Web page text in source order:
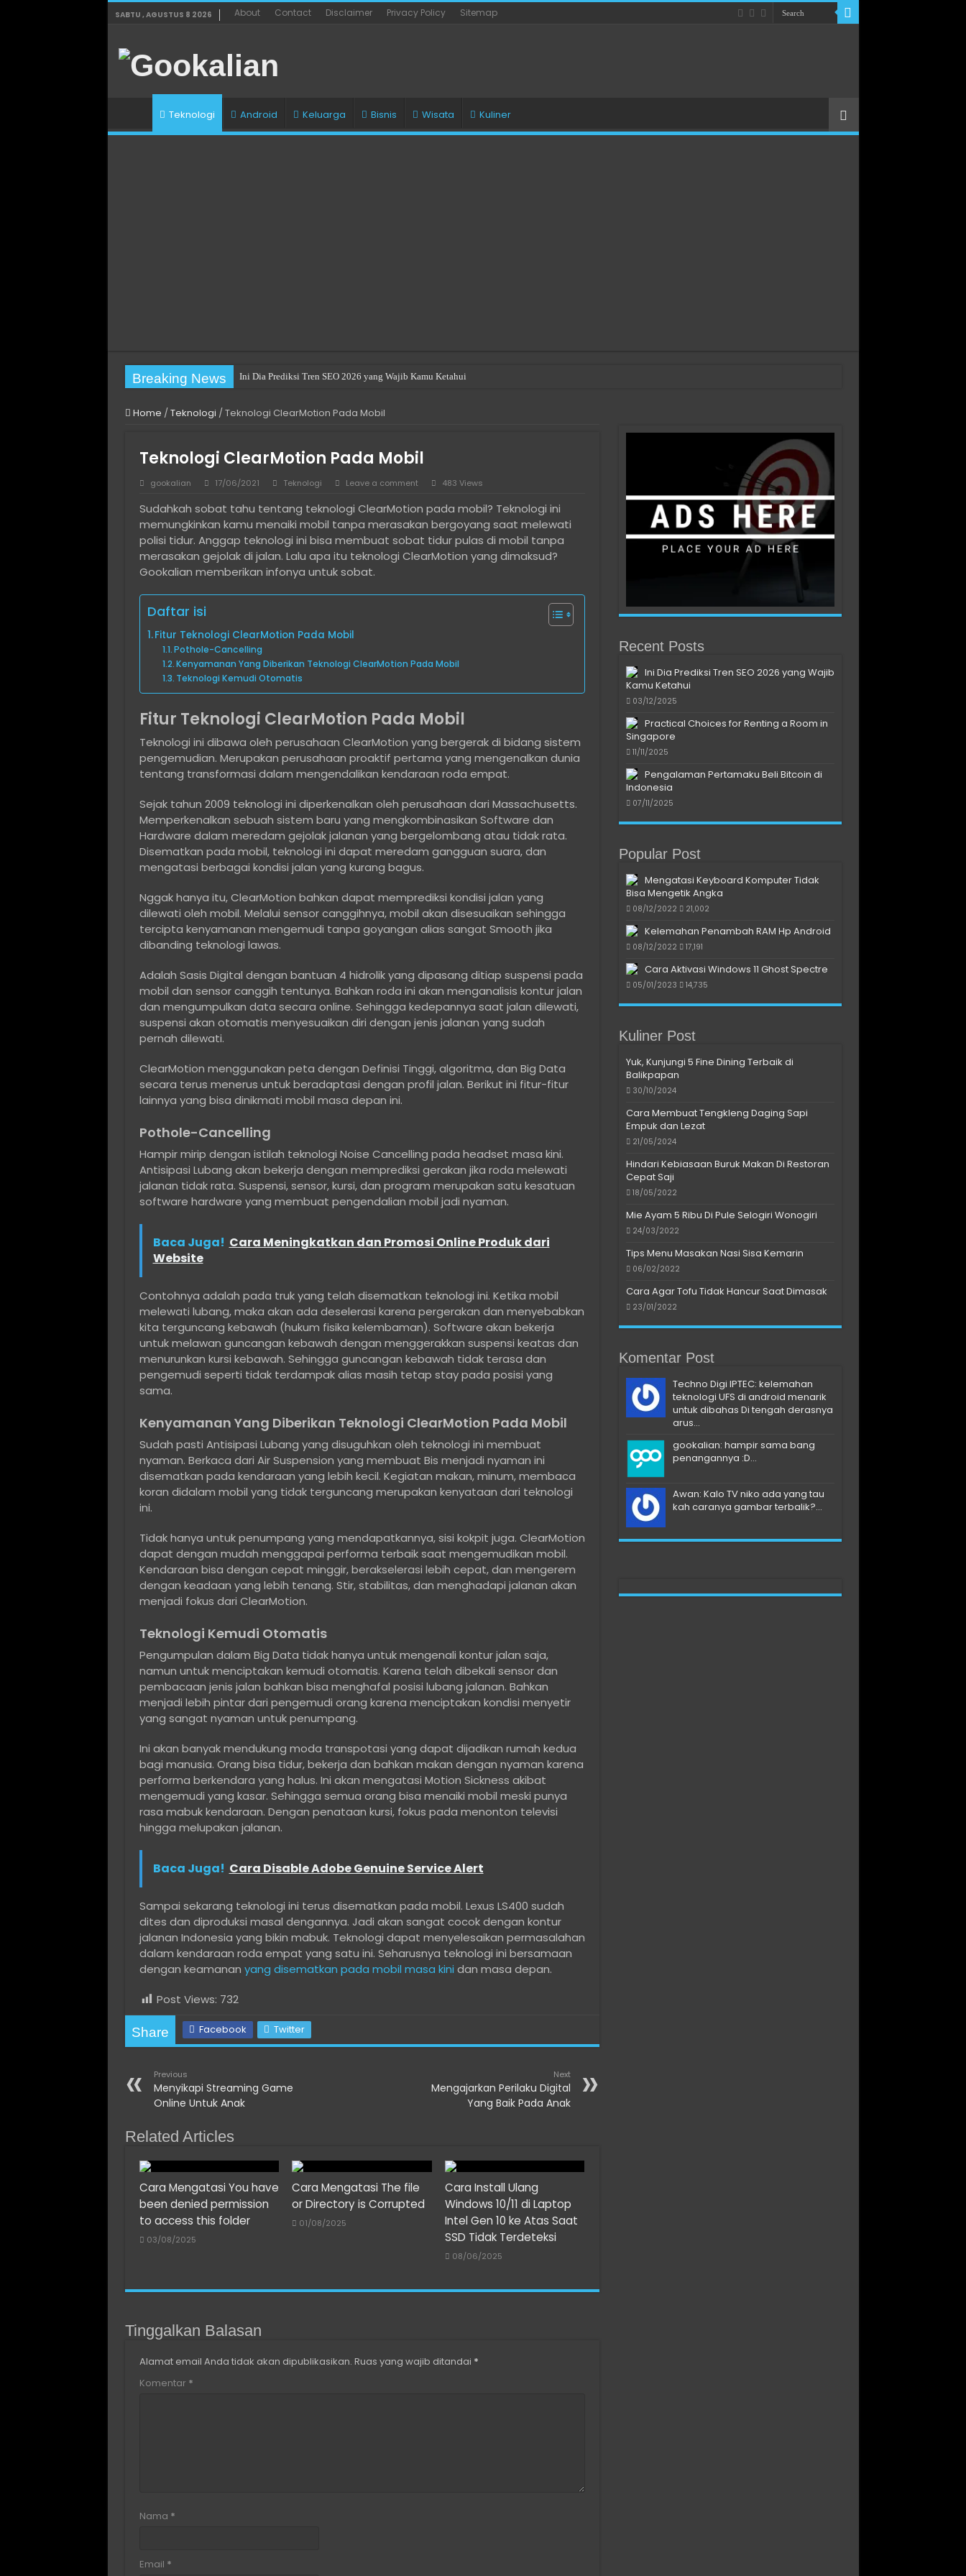
SABTU , AGUSTUS 8 2026 About Contact Disclaimer Privacy Policy Sitemap
Teknologi Android Keluarga Bisnis Wisata Kuliner
Breaking News Ini Dia Prediksi Tren SEO 2026 yang Wajib Kamu Ketahui
Practical Choices for Renting a Room in Singapore
Home / Teknologi / Teknologi ClearMotion Pada Mobil
Teknologi ClearMotion Pada Mobil
gookalian 17/06/2021 Teknologi Leave a comment 483 Views
Sudahkah sobat tahu tentang teknologi ClearMotion pada mobil? Teknologi ini
memungkinkan kamu menaiki mobil tanpa merasakan bergoyang saat melewati
polisi tidur. Anggap teknologi ini bisa membuat sobat tidur pulas di mobil tanpa
merasakan gejolak di jalan. Lalu apa itu teknologi ClearMotion yang dimaksud?
Gookalian memberikan infonya untuk sobat.
Daftar isi
Fitur Teknologi ClearMotion Pada Mobil
Pothole-Cancelling
Kenyamanan Yang Diberikan Teknologi ClearMotion Pada Mobil
Teknologi Kemudi Otomatis
Fitur Teknologi ClearMotion Pada Mobil
Teknologi ini dibawa oleh perusahaan ClearMotion yang bergerak di bidang sistem
pengemudian. Merupakan perusahaan proaktif pertama yang mengenalkan dunia
tentang transformasi dalam mengendalikan kendaraan roda empat.
Sejak tahun 2009 teknologi ini diperkenalkan oleh perusahaan dari Massachusetts.
Memperkenalkan sebuah sistem baru yang mengkombinasikan Software dan
Hardware dalam meredam gejolak jalanan yang bergelombang atau tidak rata.
Disematkan pada mobil, teknologi ini dapat meredam gangguan suara, dan
mengatasi berbagai kondisi jalan yang kurang bagus.
Nggak hanya itu, ClearMotion bahkan dapat memprediksi kondisi jalan yang
dilewati oleh mobil. Melalui sensor canggihnya, mobil akan disesuaikan sehingga
tercipta kenyamanan mengemudi tanpa goyangan alias sangat Smooth jika
dibanding teknologi lawas.
Adalah Sasis Digital dengan bantuan 4 hidrolik yang dipasang ditiap suspensi pada
mobil dan sensor canggih tentunya. Bahkan roda ini akan menganalisis kontur jalan
dan mengumpulkan data secara online. Sehingga kedepannya saat jalan dilewati,
suspensi akan otomatis menyesuaikan diri dengan jenis jalanan yang sudah
pernah dilewati.
ClearMotion menggunakan peta dengan Definisi Tinggi, algoritma, dan Big Data
secara terus menerus untuk beradaptasi dengan profil jalan. Berikut ini fitur-fitur
lainnya yang bisa dinikmati mobil masa depan ini.
Pothole-Cancelling
Hampir mirip dengan istilah teknologi Noise Cancelling pada headset masa kini.
Antisipasi Lubang akan bekerja dengan memprediksi gerakan jika roda melewati
jalanan tidak rata. Suspensi, sensor, kursi, dan program merupakan satu kesatuan
software hardware yang membuat pengendalian mobil jadi nyaman.
Baca Juga! Cara Meningkatkan dan Promosi Online Produk dari
Website
Contohnya adalah pada truk yang telah disematkan teknologi ini. Ketika mobil
melewati lubang, maka akan ada deselerasi karena pergerakan dan menyebabkan
kita terguncang kebawah (hukum fisika kelembaman). Software akan bekerja
untuk melawan guncangan kebawah dengan menggerakkan suspensi keatas dan
menurunkan kursi kebawah. Sehingga guncangan kebawah tidak terasa dan
pengemudi seperti tidak terdampak alias masih tetap stay pada posisi yang
sama.
Kenyamanan Yang Diberikan Teknologi ClearMotion Pada Mobil
Sudah pasti Antisipasi Lubang yang disuguhkan oleh teknologi ini membuat
nyaman. Berkaca dari Air Suspension yang membuat Bis menjadi nyaman ini
disematkan pada kendaraan yang lebih kecil. Kegiatan makan, minum, membaca
koran didalam mobil yang tidak terguncang merupakan kenyataan dari teknologi
ini.
Tidak hanya untuk penumpang yang mendapatkannya, sisi kokpit juga. ClearMotion
dapat dengan mudah menggapai performa terbaik saat mengemudikan mobil.
Kendaraan bisa dengan cepat minggir, berakselerasi lebih cepat, dan mengerem
dengan keadaan yang lebih tenang. Stir, stabilitas, dan menghadapi jalanan akan
menjadi fokus dari ClearMotion.
Teknologi Kemudi Otomatis
Pengumpulan dalam Big Data tidak hanya untuk mengenali kontur jalan saja,
namun untuk menciptakan kemudi otomatis. Karena telah dibekali sensor dan
pembacaan jenis jalan bahkan bisa menghafal posisi lubang jalanan. Bahkan
menjadi lebih pintar dari pengemudi orang karena menciptakan kondisi menyetir
yang sangat nyaman untuk penumpang.
Ini akan banyak mendukung moda transpotasi yang dapat dijadikan rumah kedua
bagi manusia. Orang bisa tidur, bekerja dan bahkan makan dengan nyaman karena
performa berkendara yang halus. Ini akan mengatasi Motion Sickness akibat
mengemudi yang kasar. Sehingga semua orang bisa menaiki mobil meski punya
rasa mabuk kendaraan. Dengan penataan kursi, fokus pada menonton televisi
hingga melupakan jalanan.
Baca Juga! Cara Disable Adobe Genuine Service Alert
Sampai sekarang teknologi ini terus disematkan pada mobil. Lexus LS400 sudah
dites dan diproduksi masal dengannya. Jadi akan sangat cocok dengan kontur
jalanan Indonesia yang bikin mabuk. Teknologi dapat menyelesaikan permasalahan
dalam kendaraan roda empat yang satu ini. Seharusnya teknologi ini bersamaan
dengan keamanan yang disematkan pada mobil masa kini dan masa depan.
Post Views: 732
Share Facebook Twitter
Previous
Menyikapi Streaming Game
Online Untuk Anak
Next
Mengajarkan Perilaku Digital
Yang Baik Pada Anak
Related Articles
Cara Mengatasi You have
been denied permission
to access this folder
03/08/2025
Cara Mengatasi The file
or Directory is Corrupted
01/08/2025
Cara Install Ulang
Windows 10/11 di Laptop
Intel Gen 10 ke Atas Saat
SSD Tidak Terdeteksi
08/06/2025
Tinggalkan Balasan
Alamat email Anda tidak akan dipublikasikan. Ruas yang wajib ditandai *
Komentar *
Nama *
Email *
Recent Posts
Ini Dia Prediksi Tren SEO 2026 yang Wajib
Kamu Ketahui
03/12/2025
Practical Choices for Renting a Room in
Singapore
11/11/2025
Pengalaman Pertamaku Beli Bitcoin di
Indonesia
07/11/2025
Popular Post
Mengatasi Keyboard Komputer Tidak
Bisa Mengetik Angka
08/12/2022 21,002
Kelemahan Penambah RAM Hp Android
08/12/2022 17,191
Cara Aktivasi Windows 11 Ghost Spectre
05/01/2023 14,735
Kuliner Post
Yuk, Kunjungi 5 Fine Dining Terbaik di
Balikpapan
30/10/2024
Cara Membuat Tengkleng Daging Sapi
Empuk dan Lezat
21/05/2024
Hindari Kebiasaan Buruk Makan Di Restoran
Cepat Saji
18/05/2022
Mie Ayam 5 Ribu Di Pule Selogiri Wonogiri
24/03/2022
Tips Menu Masakan Nasi Sisa Kemarin
06/02/2022
Cara Agar Tofu Tidak Hancur Saat Dimasak
23/01/2022
Komentar Post
Techno Digi IPTEC: kelemahan
teknologi UFS di android menarik
untuk dibahas Di tengah derasnya
arus...
gookalian: hampir sama bang
penangannya :D...
Awan: Kalo TV niko ada yang tau
kah caranya gambar terbalik?...